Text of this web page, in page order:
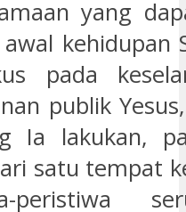
yang
kehidupan
pada
publik
Ia lakukan,
satu tempat
peristiwa